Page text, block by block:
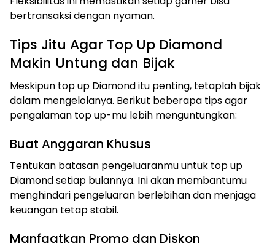
bertransaksi dengan nyaman.
Tips Jitu Agar Top Up Diamond
Makin Untung dan Bijak
Meskipun top up Diamond itu penting, tetaplah bijak
dalam mengelolanya. Berikut beberapa tips agar
pengalaman top up-mu lebih menguntungkan:
Buat Anggaran Khusus
Tentukan batasan pengeluaranmu untuk top up
Diamond setiap bulannya. Ini akan membantumu
menghindari pengeluaran berlebihan dan menjaga
keuangan tetap stabil.
Manfaatkan Promo dan Diskon